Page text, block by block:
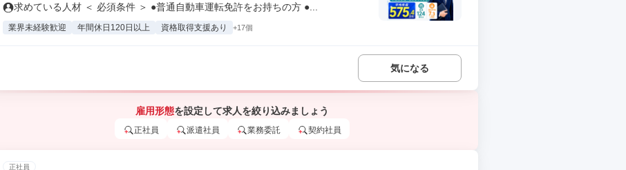
求めている人材 ＜ 必須条件 ＞ ●普通自動車運転免許をお持ちの方 ●...
業界未経験歓迎 年間休日120日以上 資格取得支援あり +17個
気になる
雇用形態を設定して求人を絞り込みましょう
正社員 派遣社員 業務委託 契約社員
正社員